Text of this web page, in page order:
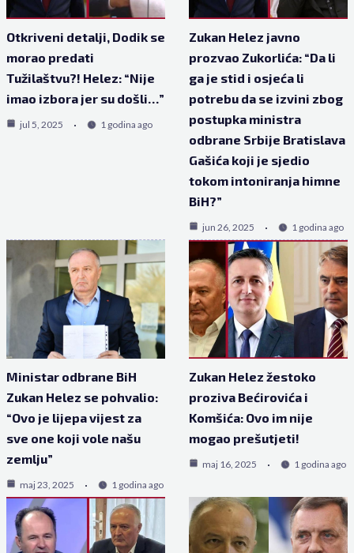
Otkriveni detalji, Dodik se
morao predati
Tužilaštvu?! Helez: “Nije
imao izbora jer su došli…”
jul 5, 2025 1 godina ago
Zukan Helez javno
prozvao Zukorlića: “Da li
ga je stid i osjeća li
potrebu da se izvini zbog
postupka ministra
odbrane Srbije Bratislava
Gašića koji je sjedio
tokom intoniranja himne
BiH?”
jun 26, 2025 1 godina ago
Ministar odbrane BiH
Zukan Helez se pohvalio:
“Ovo je lijepa vijest za
sve one koji vole našu
zemlju”
maj 23, 2025 1 godina ago
Zukan Helez žestoko
proziva Bećirovića i
Komšića: Ovo im nije
mogao prešutjeti!
maj 16, 2025 1 godina ago